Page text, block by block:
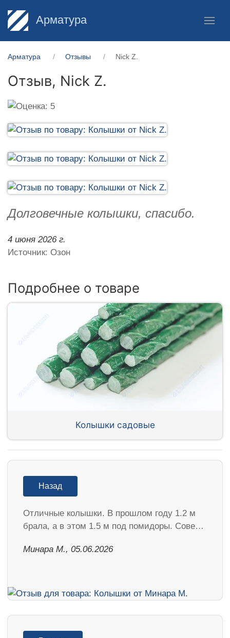
Арматура
Арматура Отзывы Nick Z.
Отзыв, Nick Z.
Долговечные колышки, спасибо.
4 июня 2026 г.
Источник: Озон
Подробнее о товаре
Колышки садовые
Назад
Отличные колышки. В прошлом году 1.2 м
брала, а в этом 1.5 м под помидоры. Сове…
Минара М., 05.06.2026